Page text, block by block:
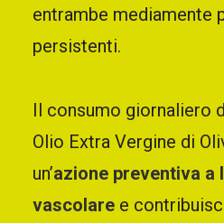
entrambe mediamente
persistenti.
Il consumo giornaliero
Olio Extra Vergine di
un’azione preventiva a
vascolare e